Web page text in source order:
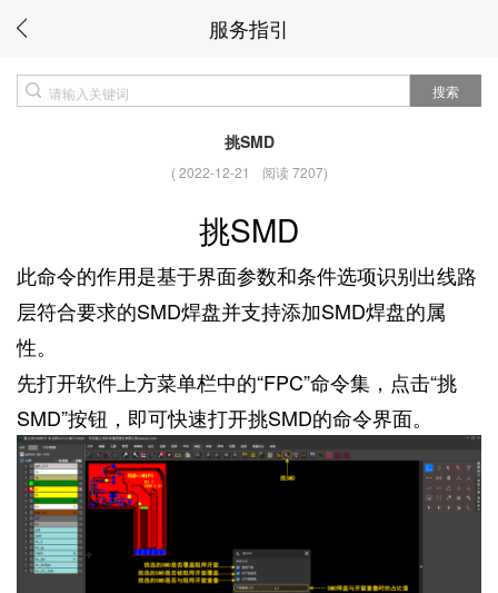
服务指引
搜索
挑SMD
(2022-12-21 阅读 7207)
挑SMD
此命令的作用是基于界面参数和条件选项识别出线路
层符合要求的SMD焊盘并支持添加SMD焊盘的属
性。
先打开软件上方菜单栏中的“FPC”命令集，点击“挑
SMD”按钮，即可快速打开挑SMD的命令界面。